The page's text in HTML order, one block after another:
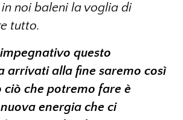
noi baleni la voglia di
tutto.
questo
arrivati alla fine saremo così
ciò che potremo fare è
energia che ci